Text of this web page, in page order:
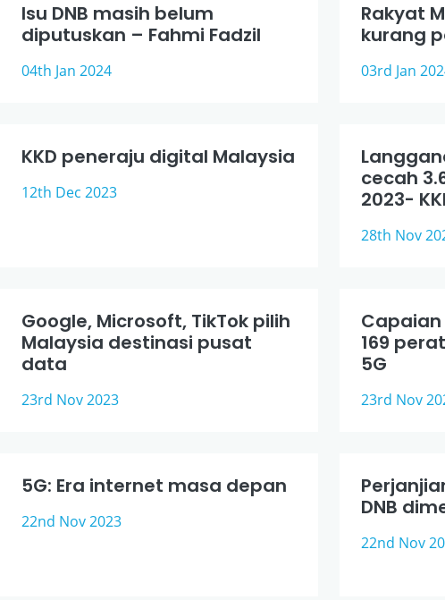
Isu DNB masih belum
diputuskan – Fahmi Fadzil
04th Jan 2024
Rakyat
kurang
03rd Jan
KKD peneraju digital Malaysia
12th Dec 2023
cecah
2023-
28th Nov
Google, Microsoft, TikTok pilih
Malaysia destinasi pusat
data
23rd Nov 2023
169
5G
23rd Nov
5G: Era internet masa depan
22nd Nov 2023
DNB
22nd Nov